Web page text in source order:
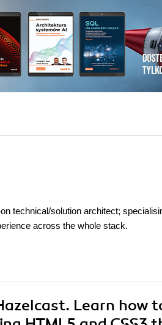
technical/solution architect;
across the whole stack.
Learn how